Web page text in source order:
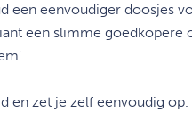
een eenvoudiger doosjes
een slimme goedkopere
.
en zet je zelf eenvoudig op.